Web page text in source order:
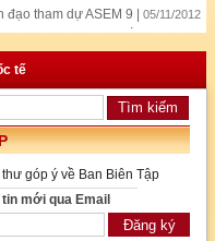
tham dự ASEM 9 | 05/11/2012
cho hợp tác kinh tế |05/11/2012
Việt Nam tại Lào |04/11/2012
tế
góp ý về Ban Biên Tập
mới qua Email